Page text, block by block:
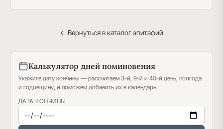
← Вернуться в каталог эпитафий
Калькулятор дней поминовения
Укажите дату кончины — рассчитаем 3-й, 9-й и 40-й день, полгода
и годовщину, и поможем добавить их в календарь.
ДАТА КОНЧИНЫ